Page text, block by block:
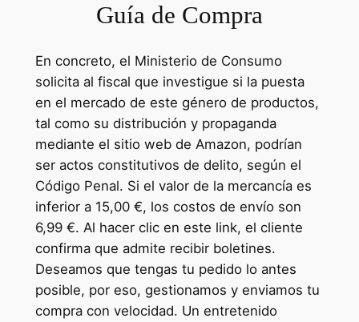
Guía de Compra
En concreto, el Ministerio de Consumo
solicita al fiscal que investigue si la puesta
en el mercado de este género de productos,
tal como su distribución y propaganda
mediante el sitio web de Amazon, podrían
ser actos constitutivos de delito, según el
Código Penal. Si el valor de la mercancía es
inferior a 15,00 €, los costos de envío son
6,99 €. Al hacer clic en este link, el cliente
confirma que admite recibir boletines.
Deseamos que tengas tu pedido lo antes
posible, por eso, gestionamos y enviamos tu
compra con velocidad. Un entretenido